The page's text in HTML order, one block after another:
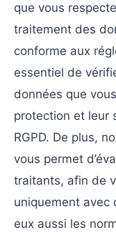
que vous
traitement des
conforme aux
essentiel de
données que
protection et leur
RGPD. De plus,
vous permet
traitants, afin de
uniquement avec
eux aussi les